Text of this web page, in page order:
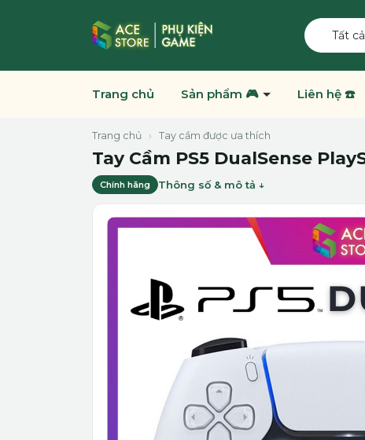
Tất cả
Trang chủ Sản phẩm 🎮 Liên hệ ☎️
Trang chủ › Tay cầm được ưa thích
Tay Cầm PS5 DualSense
Chính hãng Thông số & mô tả